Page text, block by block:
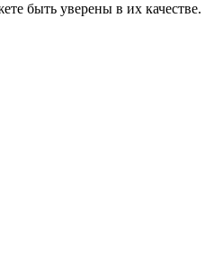
быть уверены в их качестве.